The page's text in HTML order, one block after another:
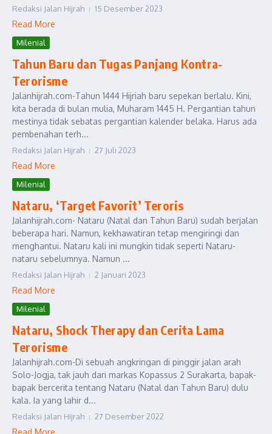
Redaksi Jalan Hijrah 15 Desember 2023
Read More
Milenial
Tahun Baru dan Tugas Panjang Kontra-
Terorisme
Jalanhijrah.com-Tahun 1444 Hijriah baru sepekan berlalu. Kini,
kita berada di bulan mulia, Muharam 1445 H. Pergantian tahun
mestinya tidak sebatas pergantian kalender belaka. Harus ada
pembenahan terh...
Redaksi Jalan Hijrah 27 Juli 2023
Read More
Milenial
Nataru, ‘Target Favorit’ Teroris
Jalanhijrah.com- Nataru (Natal dan Tahun Baru) sudah berjalan
beberapa hari. Namun, kekhawatiran tetap mengiringi dan
menghantui. Nataru kali ini mungkin tidak seperti Nataru-
nataru sebelumnya. Namun ...
Redaksi Jalan Hijrah 2 Januari 2023
Read More
Milenial
Nataru, Shock Therapy dan Cerita Lama
Terorisme
Jalanhijrah.com-Di sebuah angkringan di pinggir jalan arah
Solo-Jogja, tak jauh dari markas Kopassus 2 Surakarta, bapak-
bapak bercerita tentang Nataru (Natal dan Tahun Baru) dulu
kala. Ia yang lahir d...
Redaksi Jalan Hijrah 27 Desember 2022
Read More